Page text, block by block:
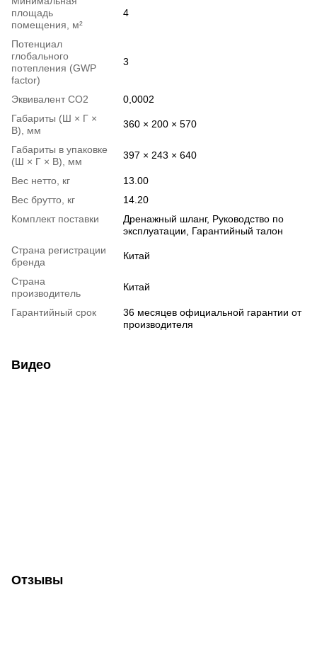
площадь
помещения, м²
4
Потенциал
глобального
потепления (GWP
factor)
3
Эквивалент СО2
0,0002
Габариты (Ш × Г ×
В), мм
360 × 200 × 570
Габариты в упаковке
(Ш × Г × В), мм
397 × 243 × 640
Вес нетто, кг
13.00
Вес брутто, кг
14.20
Комплект поставки
Дренажный шланг, Руководство по
эксплуатации, Гарантийный талон
Страна регистрации
бренда
Китай
Страна
производитель
Китай
Гарантийный срок
36 месяцев официальной гарантии от
производителя
Видео
Отзывы